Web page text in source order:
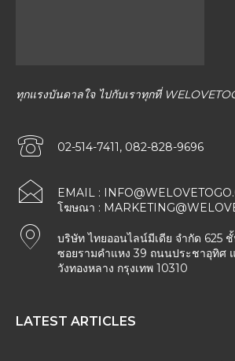
ทุกแรงบันดาลใจ ไปกับเราทุกที่
02-514-7411, 082-828-9696
EMAIL :
โฆษณา :
บริษัท ไทยออนไลน์มีเดีย จำกัด 625
ซอยรามคำแหง 39 ถนนประชาอุทิศ
วังทองหลาง กรุงเทพ 10310
LATEST ARTICLES